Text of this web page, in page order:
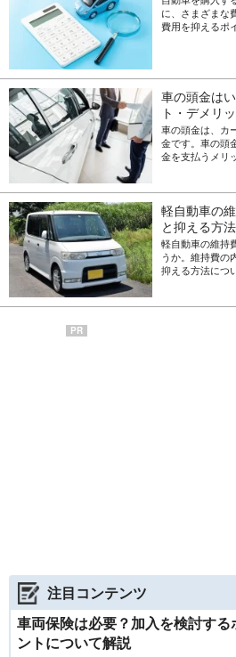
に、さまざまな
費用を抑えるポ
車の頭金は
ト・デメリ
車の頭金は、カ
金です。車の頭
金を支払うメリ
軽自動車の
と抑える方
軽自動車の維持
うか。維持費の
抑える方法につ
PR
注目コンテンツ
車両保険は必要？加入を検討する
ントについて解説